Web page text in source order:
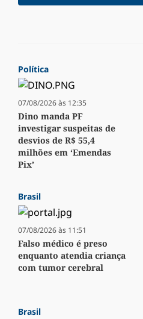
Política
07/08/2026 às 12:35
Dino manda PF
investigar suspeitas de
desvios de R$ 55,4
milhões em ‘Emendas
Pix’
Brasil
07/08/2026 às 11:51
Falso médico é preso
enquanto atendia criança
com tumor cerebral
Brasil